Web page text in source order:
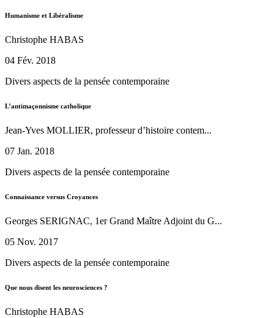
Humanisme et Libéralisme
Christophe HABAS
04 Fév. 2018
Divers aspects de la pensée contemporaine
L’antimaçonnisme catholique
Jean-Yves MOLLIER, professeur d’histoire contem...
07 Jan. 2018
Divers aspects de la pensée contemporaine
Connaissance versus Croyances
Georges SERIGNAC, 1er Grand Maître Adjoint du G...
05 Nov. 2017
Divers aspects de la pensée contemporaine
Que nous disent les neurosciences ?
Christophe HABAS